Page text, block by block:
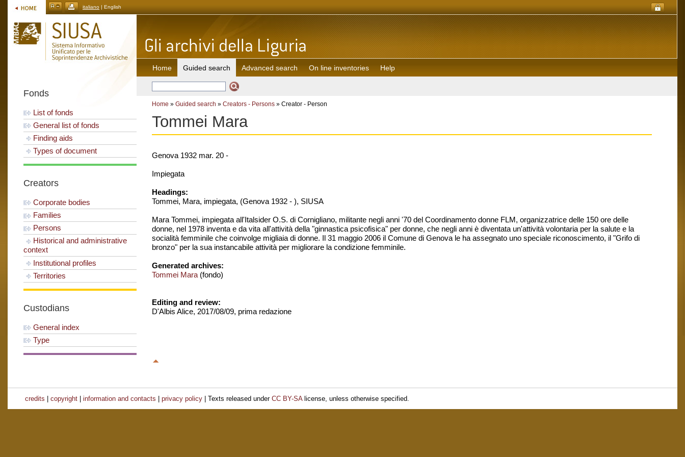
italiano | English
Fonds
List of fonds
General list of fonds
Finding aids
Types of document
Creators
Corporate bodies
Families
Persons
Historical and administrative
context
Institutional profiles
Territories
Custodians
General index
Type
Home Guided search Advanced search On line inventories Help
Home » Guided search » Creators - Persons » Creator - Person
Tommei Mara
Genova 1932 mar. 20 -
Impiegata
Headings:
Tommei, Mara, impiegata, (Genova 1932 - ), SIUSA
Mara Tommei, impiegata all'Italsider O.S. di Cornigliano, militante negli anni '70 del Coordinamento donne FLM, organizzatrice delle 150 ore delle
donne, nel 1978 inventa e da vita all'attività della "ginnastica psicofisica" per donne, che negli anni è diventata un'attività volontaria per la salute e la
socialità femminile che coinvolge migliaia di donne. Il 31 maggio 2006 il Comune di Genova le ha assegnato uno speciale riconoscimento, il "Grifo di
bronzo" per la sua instancabile attività per migliorare la condizione femminile.
Generated archives:
Tommei Mara (fondo)
Editing and review:
D'Albis Alice, 2017/08/09, prima redazione
credits copyright| information and contacts privacy policy| Texts released under CC BY-SAlicense, unless otherwise specified.